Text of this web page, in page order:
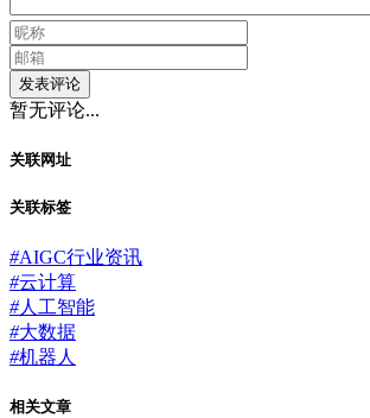
发表评论
暂无评论...
关联网址
关联标签
#AIGC行业资讯
#云计算
#人工智能
#大数据
#机器人
相关文章